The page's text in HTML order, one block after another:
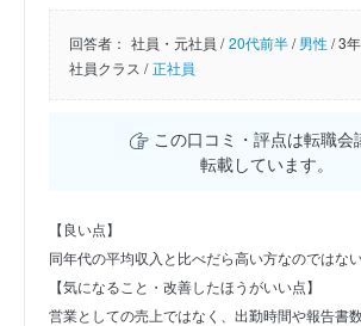
回答者： 社員・元社員 / 20代前半/男性/3
社員クラス / 正社員
この口コミ・評点は転職会
転載しています。
【良い点】
同年代の平均収入と比べだら高い方なのではない
【気になること・改善したほうがいい点】
営業としての売上ではなく、出勤時間や報告書